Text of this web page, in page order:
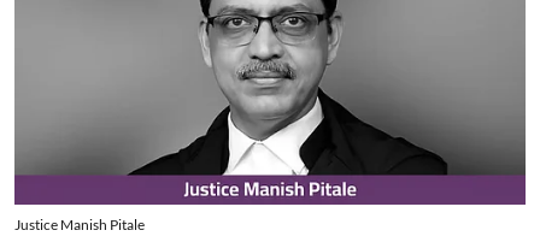
Justice Manish Pitale